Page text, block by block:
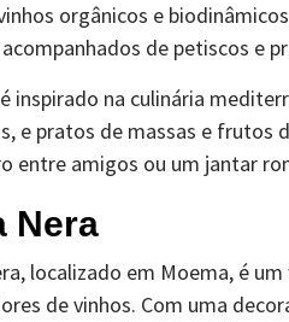
orgânicos e
de petiscos e
inspirado na culinária
e pratos de massas e frutos
entre amigos ou um jantar
Nera
localizado em Moema, é
de vinhos. Com uma